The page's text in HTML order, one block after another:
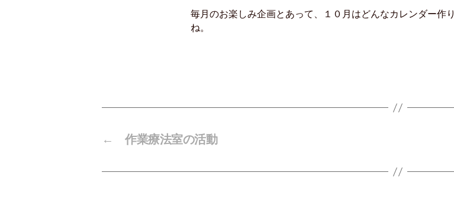
毎月のお楽しみ企画とあって、１０月はどんなカレンダー作
ね。
← 作業療法室の活動